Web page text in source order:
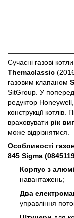
Сучасні газові котли
Themaclassic
газовим клапаном
SitGroup. У
редуктор
конструкції
враховувати рік
може відрізнятися.
Особливості
845 Sigma
Корпус з
навантажень;
Два
управління